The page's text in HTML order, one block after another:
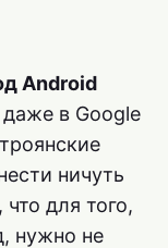
Android
даже в Google
ничуть
для того,
нужно не